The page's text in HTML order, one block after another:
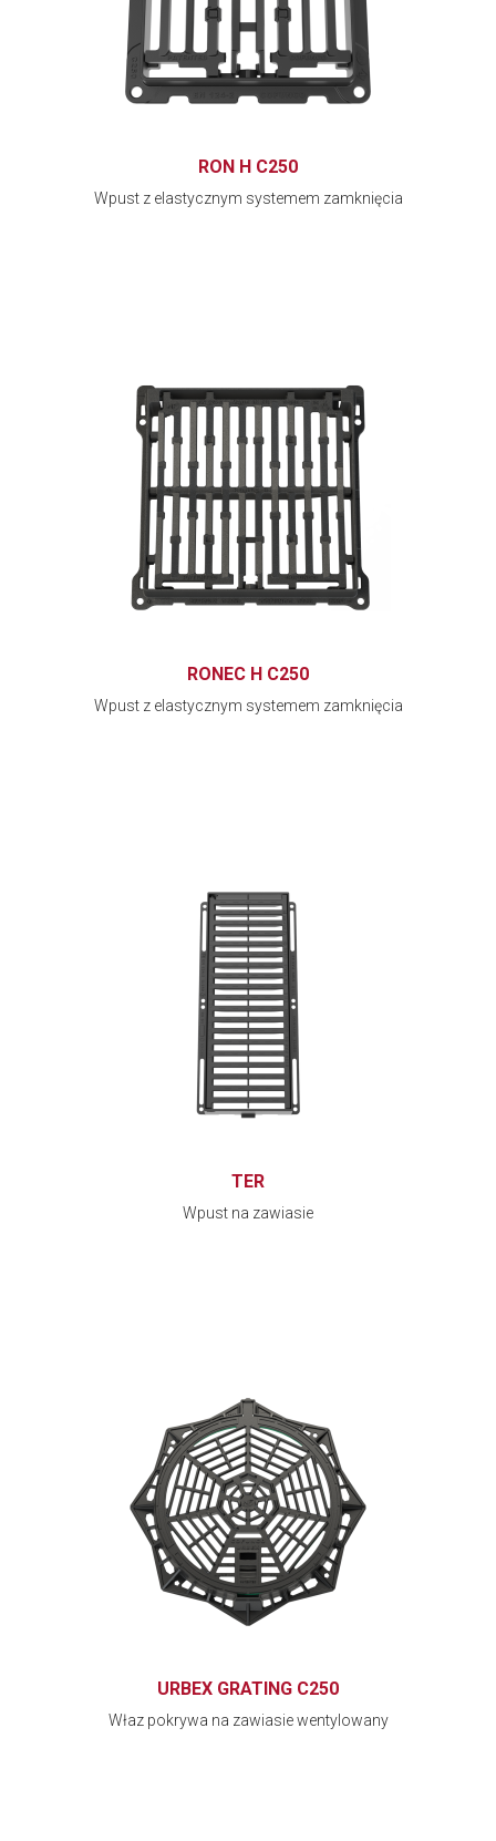
RON H C250
Wpust z elastycznym systemem zamknięcia
RONEC H C250
Wpust z elastycznym systemem zamknięcia
TER
Wpust na zawiasie
URBEX GRATING C250
Właz pokrywa na zawiasie wentylowany